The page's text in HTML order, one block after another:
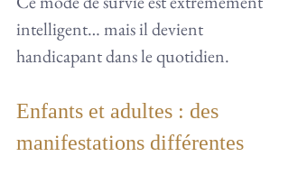
intelligent… mais il devient
handicapant dans le quotidien.
Enfants et adultes : des
manifestations différentes